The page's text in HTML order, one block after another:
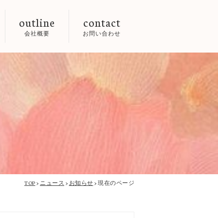
outline
会社概要
contact
お問い合わせ
TOP > ニュース > お知らせ > 現在のページ